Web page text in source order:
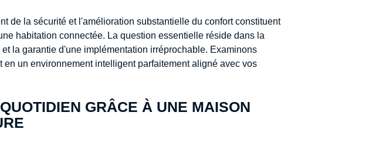
de la sécurité et l'amélioration substantielle du confort constituent
habitation connectée. La question essentielle réside dans la
la garantie d'une implémentation irréprochable. Examinons
un environnement intelligent parfaitement aligné avec vos
GRÂCE À UNE MAISON